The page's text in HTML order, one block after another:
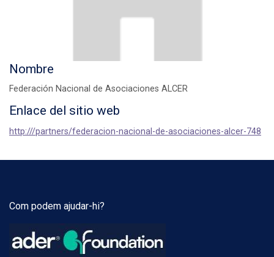
Nombre
Federación Nacional de Asociaciones ALCER
Enlace del sitio web
http:///partners/federacion-nacional-de-asociaciones-alcer-748
Com podem ajudar-hi?